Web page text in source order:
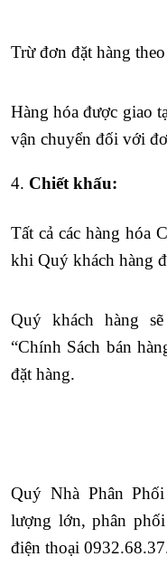
Trừ đơn đặt hàng
Hàng hóa được giao
vận chuyển đối với
4. Chiết khấu:
Tất cả các hàng hóa
khi Quý khách hàng
Quý khách hàng
“Chính Sách bán
đặt hàng.
Quý Nhà Phân
lượng lớn, phân
điện thoại